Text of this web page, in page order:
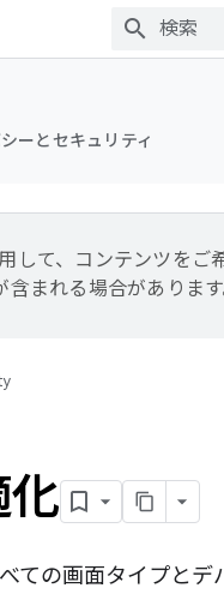
ーとセキュリティ
して、コンテンツをご
まれる場合があります
ての画面タイプとデ